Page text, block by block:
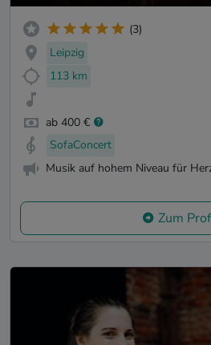
(3)
Leipzig
113 km
ab 400 €
SofaConcert
Musik auf hohem Niveau für
Zum